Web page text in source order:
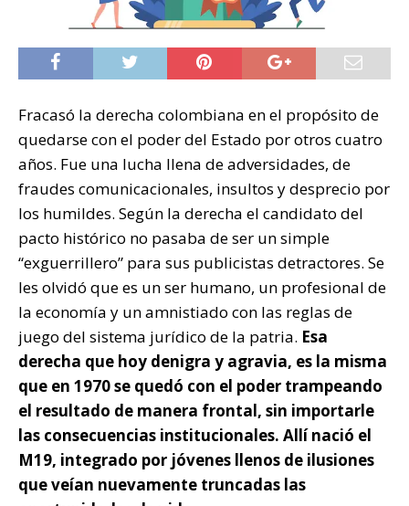
Fracasó la derecha colombiana en el propósito de
quedarse con el poder del Estado por otros cuatro
años. Fue una lucha llena de adversidades, de
fraudes comunicacionales, insultos y desprecio por
los humildes. Según la derecha el candidato del
pacto histórico no pasaba de ser un simple
“exguerrillero” para sus publicistas detractores. Se
les olvidó que es un ser humano, un profesional de
la economía y un amnistiado con las reglas de
juego del sistema jurídico de la patria. Esa
derecha que hoy denigra y agravia, es la misma
que en 1970 se quedó con el poder trampeando
el resultado de manera frontal, sin importarle
las consecuencias institucionales. Allí nació el
M19, integrado por jóvenes llenos de ilusiones
que veían nuevamente truncadas las